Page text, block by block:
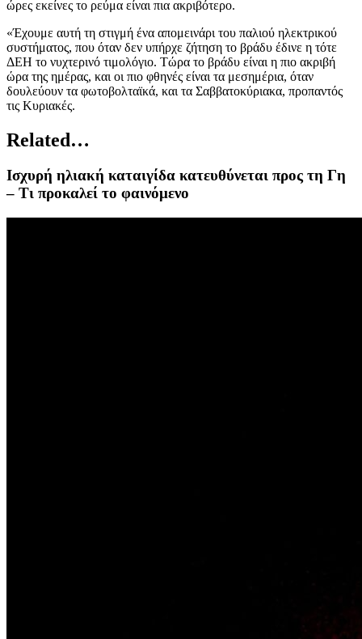
ώρες εκείνες το ρεύμα είναι πια ακριβότερο.
«Έχουμε αυτή τη στιγμή ένα απομεινάρι του παλιού ηλεκτρικού
συστήματος, που όταν δεν υπήρχε ζήτηση το βράδυ έδινε η τότε
ΔΕΗ το νυχτερινό τιμολόγιο. Τώρα το βράδυ είναι η πιο ακριβή
ώρα της ημέρας, και οι πιο φθηνές είναι τα μεσημέρια, όταν
δουλεύουν τα φωτοβολταϊκά, και τα Σαββατοκύριακα, προπαντός
τις Κυριακές.
Related…
Ισχυρή ηλιακή καταιγίδα κατευθύνεται προς τη Γη
– Τι προκαλεί το φαινόμενο